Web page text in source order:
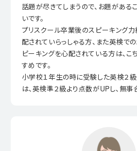
話題が尽きてしまうので、お題がある
いです。
プリスクール卒業後のスピーキング
配されていらっしゃる方、また英検で
ピーキングを心配されている方は、こ
すめです。
小学校１年生の時に受験した英検２
は、英検準２級より点数がUPし、無事